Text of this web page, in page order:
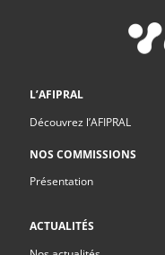
L’AFIPRAL
Découvrez l’AFIPRAL
NOS COMMISSIONS
Présentation
ACTUALITÉS